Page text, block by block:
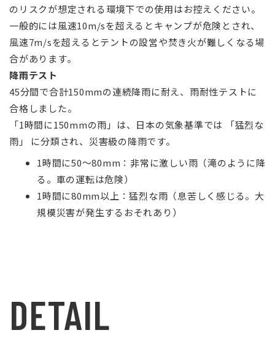
のリスクが想定される環境下での使用はお控えください。
一般的には風速10m/sを超えるとキャンプが危険とされ、
風速7m/sを超えるとテントの設営や焚き火が難しくなる場
合があります。
降雨テスト
45分間で合計150mmの連続降雨に耐え、雨耐性テストに
合格しました。
「1時間に150mmの雨」は、日本の気象基準では 「猛烈な
雨」 に分類され、災害級の降雨です。
1時間に50〜80mm：非常に激しい雨（滝のように降
る。車の運転は危険）
1時間に80mm以上：猛烈な雨（息苦しく感じる。大
規模災害が発生するおそれあり）
DETAIL